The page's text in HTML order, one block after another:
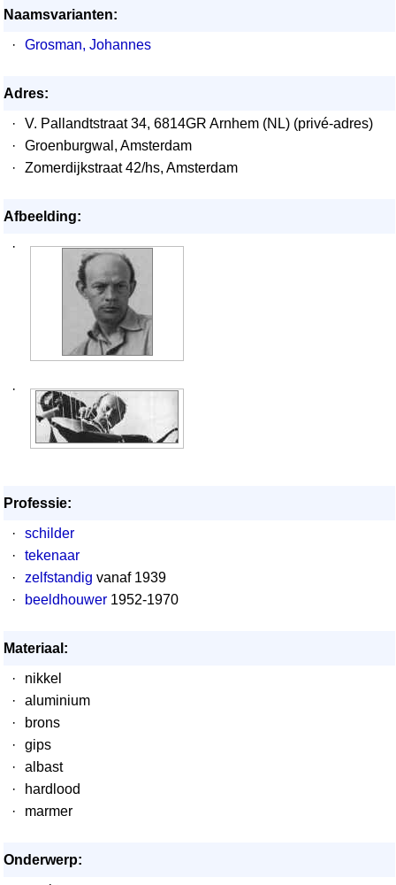
Naamsvarianten:
·
Grosman, Johannes
Adres:
·
V. Pallandtstraat 34, 6814GR Arnhem (NL) (privé-adres)
·
Groenburgwal, Amsterdam
·
Zomerdijkstraat 42/hs, Amsterdam
Afbeelding:
·
·
Professie:
·
schilder
·
tekenaar
·
zelfstandig vanaf 1939
·
beeldhouwer 1952-1970
Materiaal:
·
nikkel
·
aluminium
·
brons
·
gips
·
albast
·
hardlood
·
marmer
Onderwerp: